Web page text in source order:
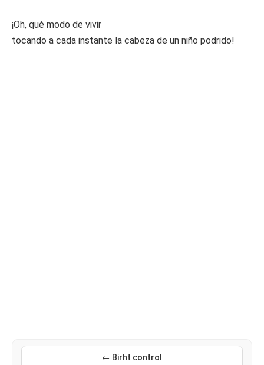
¡Oh, qué modo de vivir
tocando a cada instante la cabeza de un niño podrido!
← Birht control